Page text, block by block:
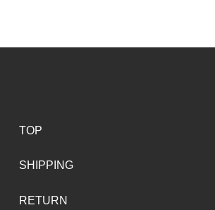
TOP
SHIPPING
RETURN